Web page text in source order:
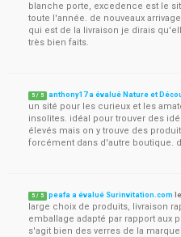
blanche porte, excedence est le
toute l'année. de nouveaux
qui est de la livraison je dirais
très bien faits.
5 / 5 anthony17 a évalué Nature et
un sité pour les curieux et les
insolites. idéal pour trouver des
élevés mais on y trouve des
forcément dans d'autre boutique.
5 / 5 peafa a évalué Surinvitation.com
large choix de produits, livraison
emballage adapté par rapport aux
s'agit bien des verres de la